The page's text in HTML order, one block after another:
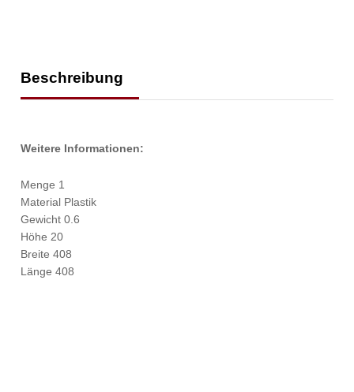
Beschreibung
Weitere Informationen:
Menge 1
Material Plastik
Gewicht 0.6
Höhe 20
Breite 408
Länge 408